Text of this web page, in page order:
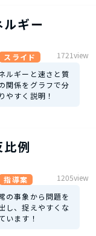
ギー
スライド 1721view
ルギーと速さと質
関係をグラフで分
やすく説明！
例
指導案 1205view
の事象から問題を
し、捉えやすくな
います！